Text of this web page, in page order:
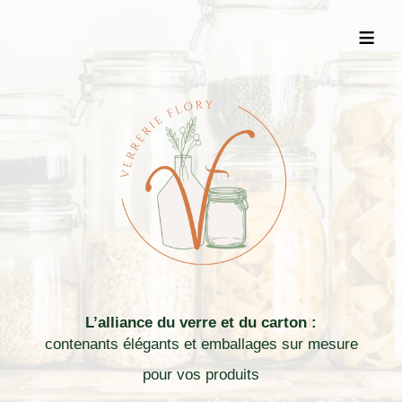
≡
L’alliance du verre et du carton :
contenants élégants et emballages sur mesure
pour vos produits